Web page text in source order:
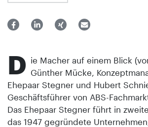
D ie Macher auf einem Blick
Günther Mücke,
Ehepaar Stegner und Hubert
Geschäftsführer von ABS-
Das Ehepaar Stegner führt in
das 1947 gegründete